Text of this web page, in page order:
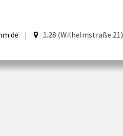
| 1.28 (Wilhelmstraße 21)